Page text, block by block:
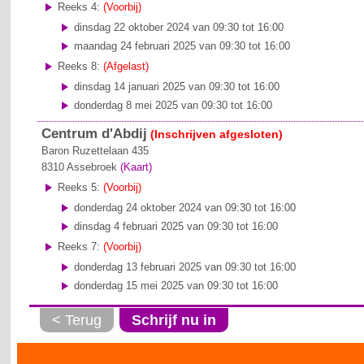
Reeks 4:(Voorbij)
dinsdag 22 oktober 2024 van 09:30 tot 16:00
maandag 24 februari 2025 van 09:30 tot 16:00
Reeks 8:(Afgelast)
dinsdag 14 januari 2025 van 09:30 tot 16:00
donderdag 8 mei 2025 van 09:30 tot 16:00
Centrum d'Abdij (Inschrijven afgesloten)
Baron Ruzettelaan 435
8310 Assebroek (Kaart)
Reeks 5:(Voorbij)
donderdag 24 oktober 2024 van 09:30 tot 16:00
dinsdag 4 februari 2025 van 09:30 tot 16:00
Reeks 7:(Voorbij)
donderdag 13 februari 2025 van 09:30 tot 16:00
donderdag 15 mei 2025 van 09:30 tot 16:00
< Terug Schrijf nu in